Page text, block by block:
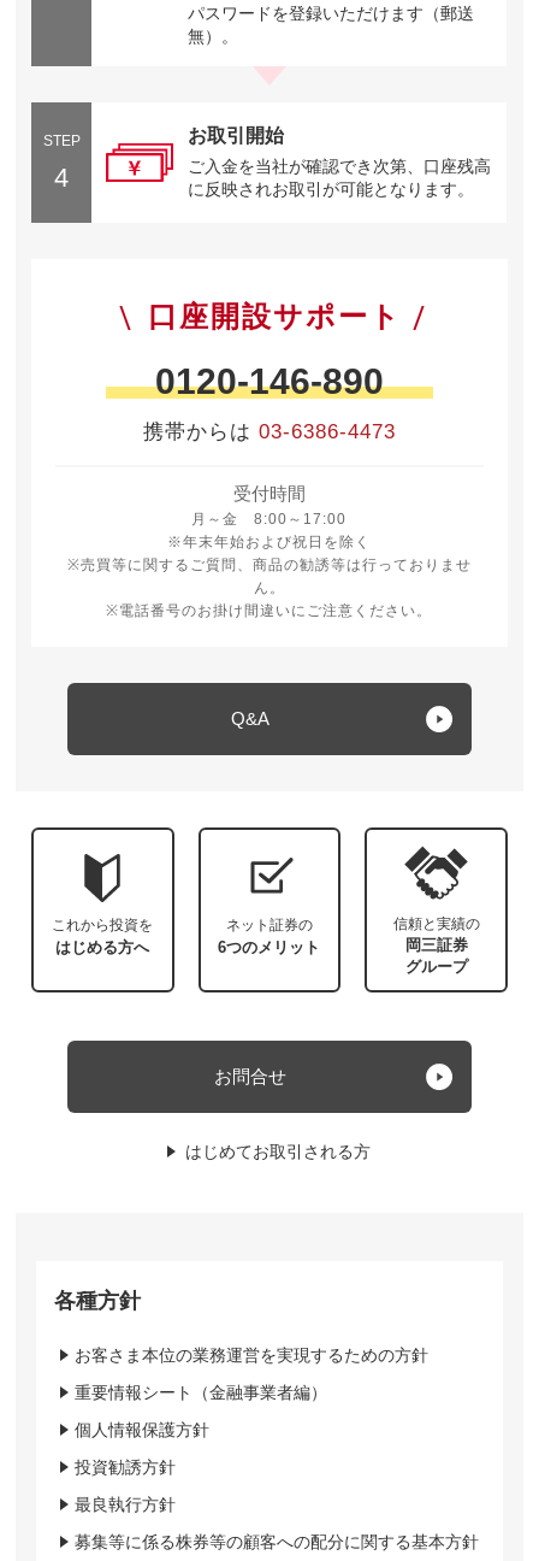
パスワードを登録いただけます（郵送
無）。
STEP
4
お取引開始
ご入金を当社が確認でき次第、口座残高
に反映されお取引が可能となります。
口座開設サポート
0120-146-890
携帯からは 03-6386-4473
受付時間
月～金 8:00～17:00
月曜日から金曜日 8時から17時
※年末年始および祝日を除く
※売買等に関するご質問、商品の勧誘等は行っておりませ
ん。
※電話番号のお掛け間違いにご注意ください。
Q&A
これから投資を
はじめる方へ
ネット証券の
6つのメリット
信頼と実績の
岡三証券
グループ
お問合せ
はじめてお取引される方
各種方針
お客さま本位の業務運営を実現するための方針
重要情報シート（金融事業者編）
個人情報保護方針
投資勧誘方針
最良執行方針
募集等に係る株券等の顧客への配分に関する基本方針